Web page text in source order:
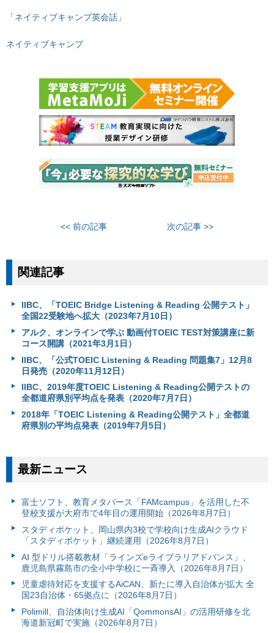
「ネイティブキャンプ英会話」
ネイティブキャンプ
<< 前の記事 次の記事 >>
関連記事
IIBC、「TOEIC Bridge Listening & Reading 公開テスト」
全国22受験地へ拡大（2023年7月10日）
アルク、オンラインで学ぶ 動画付TOEIC TEST対策講座に新
コース開講（2021年3月1日）
IIBC、「公式TOEIC Listening & Reading 問題集7」12月8
日発売（2020年11月12日）
IIBC、2019年度TOEIC Listening & Reading公開テストの
全都道府県別平均点を発表（2020年7月7日）
2018年「TOEIC Listening & Reading公開テスト」全都道
府県別の平均点発表（2019年7月5日）
最新ニュース
富⼠ソフト、教育メタバース「FAMcampus」を活用した不
登校支援が大府市で4年目の運用開始（2026年8月7日）
スタディポケット、岡山県内3校で学校向け生成AIクラウド
「スタディポケット」継続運用（2026年8月7日）
AI 型ドリル搭載教材「ラインズeライブラリアドバンス」、
鹿児島県霧島市の全小中学校に一斉導入（2026年8月7日）
児童虐待対応を支援するAiCAN、新たに導入自治体が拡大 全
国23自治体・65拠点に（2026年8月7日）
Polimill、自治体向け生成AI「QommonsAI」の活用研修を北
海道新冠町で実施（2026年8月7日）